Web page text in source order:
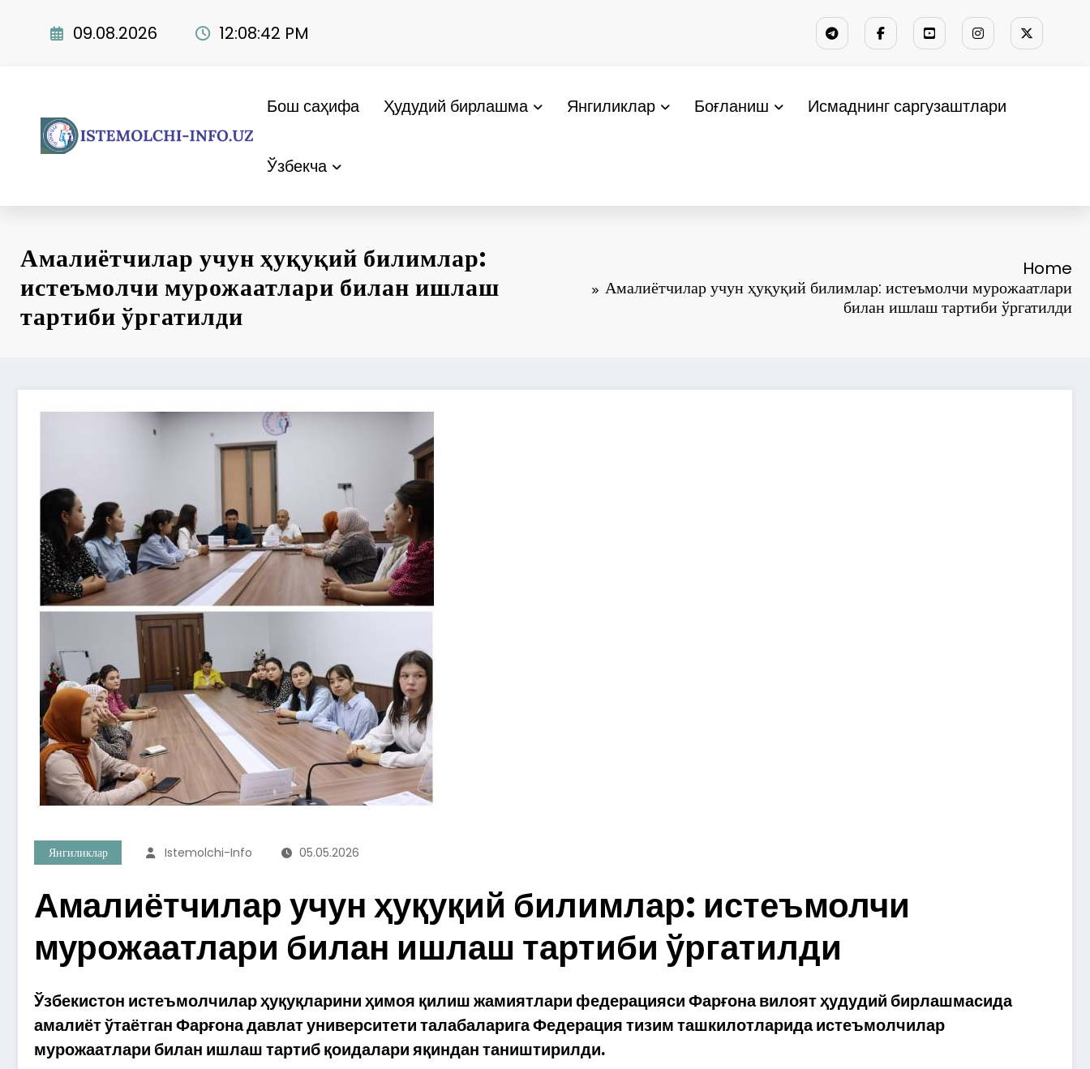
09.08.2026 12:08:44 PM
Бош саҳифа Ҳудудий бирлашма Янгиликлар Боғланиш Исмаднинг саргузаштлари
Ўзбекча
Амалиётчилар учун ҳуқуқий билимлар:
истеъмолчи мурожаатлари билан ишлаш
тартиби ўргатилди
Home
Амалиётчилар учун ҳуқуқий билимлар: истеъмолчи мурожаатлари
билан ишлаш тартиби ўргатилди
Янгиликлар Istemolchi-Info 05.05.2026
Амалиётчилар учун ҳуқуқий билимлар: истеъмолчи
мурожаатлари билан ишлаш тартиби ўргатилди
Ўзбекистон истеъмолчилар ҳуқуқларини ҳимоя қилиш жамиятлари федерацияси Фарғона вилоят ҳудудий бирлашмасида
амалиёт ўтаётган Фарғона давлат университети талабаларига Федерация тизим ташкилотларида истеъмолчилар
мурожаатлари билан ишлаш тартиб қоидалари яқиндан таништирилди.